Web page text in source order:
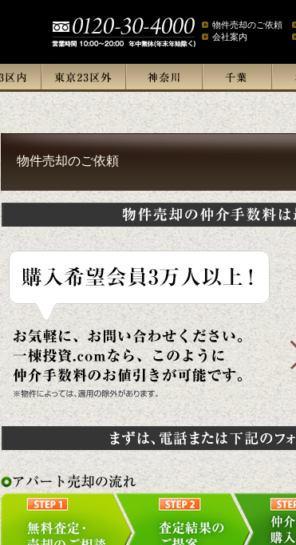
物件売却のご依頼
会社案内
物件売却のご依頼